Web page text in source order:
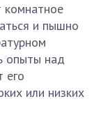
комнатное
и пышно
опыты над
его
или низких